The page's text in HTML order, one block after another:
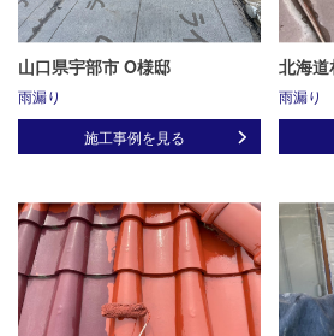
山口県宇部市 O様邸
雨漏り
施工事例を見る
北海道
雨漏り